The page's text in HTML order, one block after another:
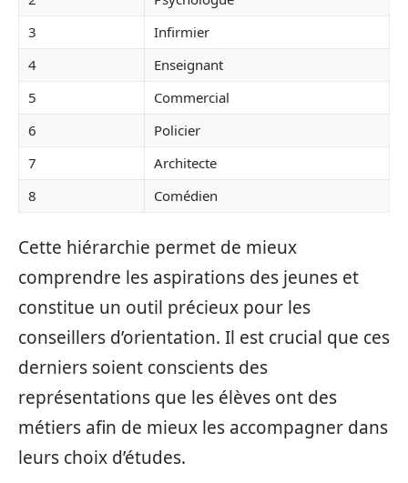
3
Infirmier
4
Enseignant
5
Commercial
6
Policier
7
Architecte
8
Comédien
Cette hiérarchie permet de mieux
comprendre les aspirations des jeunes et
constitue un outil précieux pour les
conseillers d’orientation. Il est crucial que ces
derniers soient conscients des
représentations que les élèves ont des
métiers afin de mieux les accompagner dans
leurs choix d’études.